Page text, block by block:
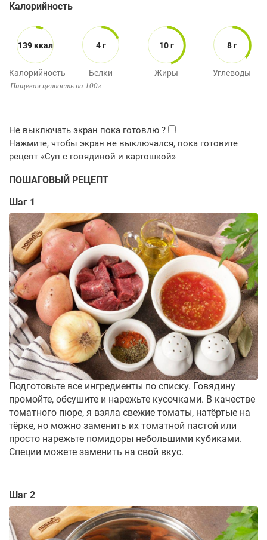
Калорийность
139 ккал
Калорийность
4 г
Белки
10 г
Жиры
8 г
Углеводы
Пищевая ценность на 100г.
ПОШАГОВЫЙ РЕЦЕПТ
Шаг 1
Подготовьте все ингредиенты по списку. Говядину
промойте, обсушите и нарежьте кусочками. В качестве
томатного пюре, я взяла свежие томаты, натёртые на
тёрке, но можно заменить их томатной пастой или
просто нарежьте помидоры небольшими кубиками.
Специи можете заменить на свой вкус.
Шаг 2